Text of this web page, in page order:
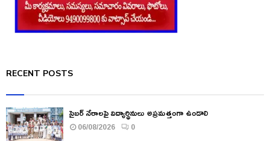
RECENT POSTS
సైబర్ నేరాలపై విద్యార్థినులు అప్రమత్తంగా ఉండాలి
06/08/2026 0